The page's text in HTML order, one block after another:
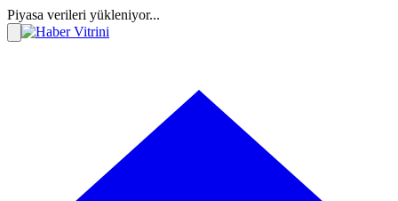
Piyasa verileri yükleniyor...